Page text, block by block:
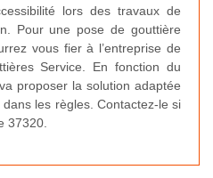
lors des travaux de
Pour une pose de gouttière
vous fier à l’entreprise de
Service. En fonction du
proposer la solution adaptée
les règles. Contactez-le si
37320.